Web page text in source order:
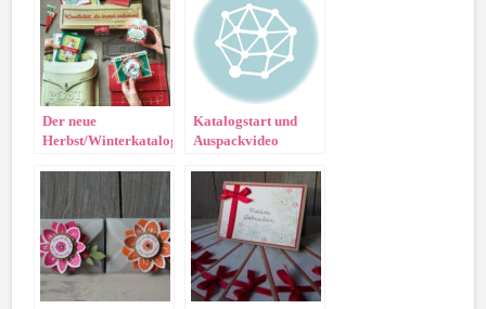
Der neue
Herbst/Winterkatalog
Auspackvideo!
Katalogstart und
Auspackvideo
2016